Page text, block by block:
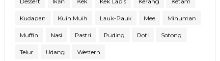
Kudapan Kuih Muih Lauk-Pauk Mee Minuman
Muffin Nasi Pastri Puding Roti Sotong
Telur Udang Western